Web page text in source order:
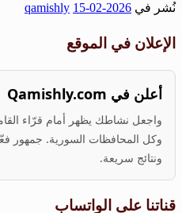
Share
نُشر في 2026-02-15
qamishly
الإعلان في الموقع
أعلن في Qamishly.com
واجعل نشاطك يظهر أمام قرّاء
وكل المحافظات السورية. جمهور
ونتائج سريعة.
قناتنا على الواتساب